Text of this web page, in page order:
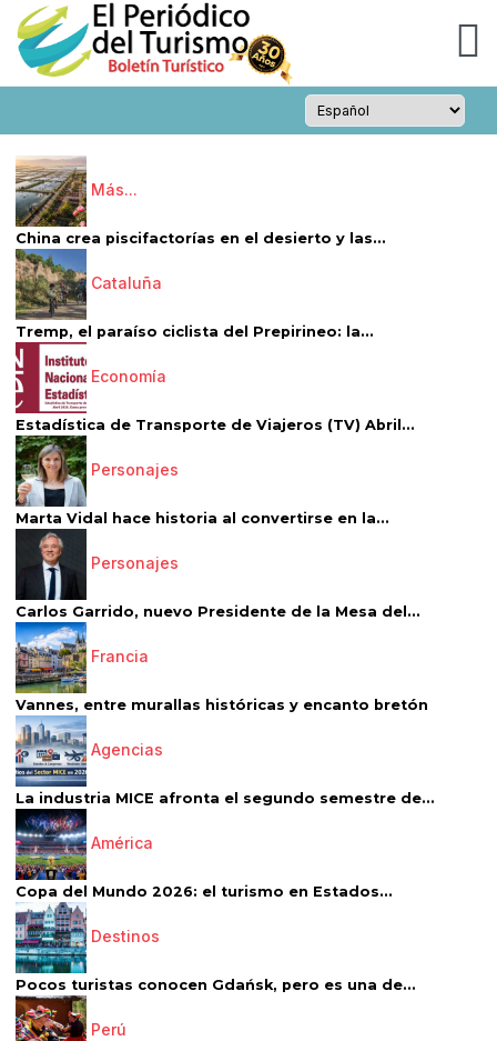
Más...
China crea piscifactorías en el desierto y las...
Cataluña
Tremp, el paraíso ciclista del Prepirineo: la...
Economía
Estadística de Transporte de Viajeros (TV) Abril...
Personajes
Marta Vidal hace historia al convertirse en la...
Personajes
Carlos Garrido, nuevo Presidente de la Mesa del...
Francia
Vannes, entre murallas históricas y encanto bretón
Agencias
La industria MICE afronta el segundo semestre de...
América
Copa del Mundo 2026: el turismo en Estados...
Destinos
Pocos turistas conocen Gdańsk, pero es una de...
Perú